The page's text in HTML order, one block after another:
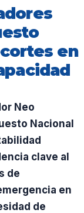
en
Neo
Nacional
clave al
de
en
de